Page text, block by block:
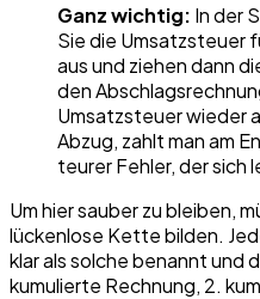
Ganz wichtig: In der
Sie die Umsatzsteuer
aus und ziehen dann
den
Umsatzsteuer wieder
Abzug, zahlt man am
teurer Fehler, der sich
Um hier sauber zu bleiben,
lückenlose Kette bilden.
klar als solche benannt und
kumulierte Rechnung, 2.